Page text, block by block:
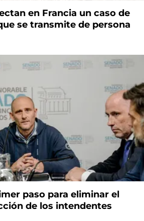
en Francia un caso de
se transmite de persona
paso para eliminar el
de los intendentes